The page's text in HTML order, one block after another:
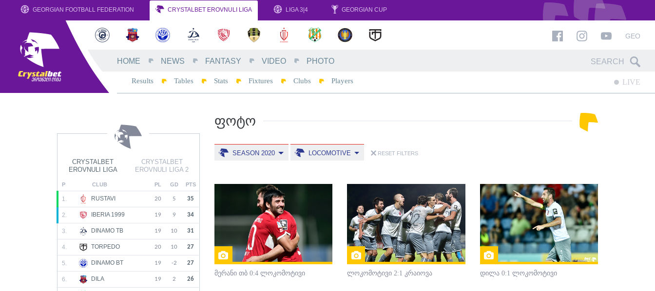
GEORGIAN FOOTBALL FEDERATION CRYSTALBET EROVNULI LIGA LIGA 3|4 GEORGIAN CUP
GEO
HOME NEWS FANTASY VIDEO PHOTO
Results Tables Stats Fixtures Clubs Players LIVE
CRYSTALBET
EROVNULI LIGA
CRYSTALBET
EROVNULI LIGA 2
P CLUB PL GD PTS
1. RUSTAVI 20 5 35
2. IBERIA 1999 19 9 34
3. DINAMO TB 19 10 31
4. TORPEDO 20 10 27
5. DINAMO BT 19 -2 27
6. DILA 19 2 26
ᲤᲝᲢᲝ
SEASON 2020 LOCOMOTIVE RESET FILTERS
მერანი თბ 0:4 ლოკომოტივი ლოკომოტივი 2:1 კრაიოვა დილა 0:1 ლოკომოტივი